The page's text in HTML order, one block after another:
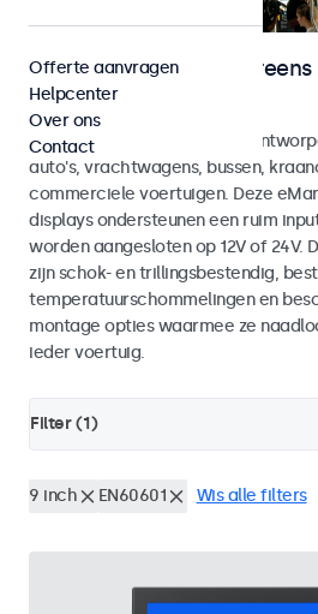
Monitoren en
gebruik
Monitoren en touchscreens
auto's, vrachtwagens, bussen,
commerciele voertuigen. Deze
displays ondersteunen een ruim
worden aangesloten op 12V of 24V.
zijn schok- en trillingsbestendig,
temperatuurschommelingen en
montage opties waarmee ze
ieder voertuig.
Filter (1)
9 inch EN60601 Wis alle filters
Offerte aanvragen
Helpcenter
Over ons
Contact